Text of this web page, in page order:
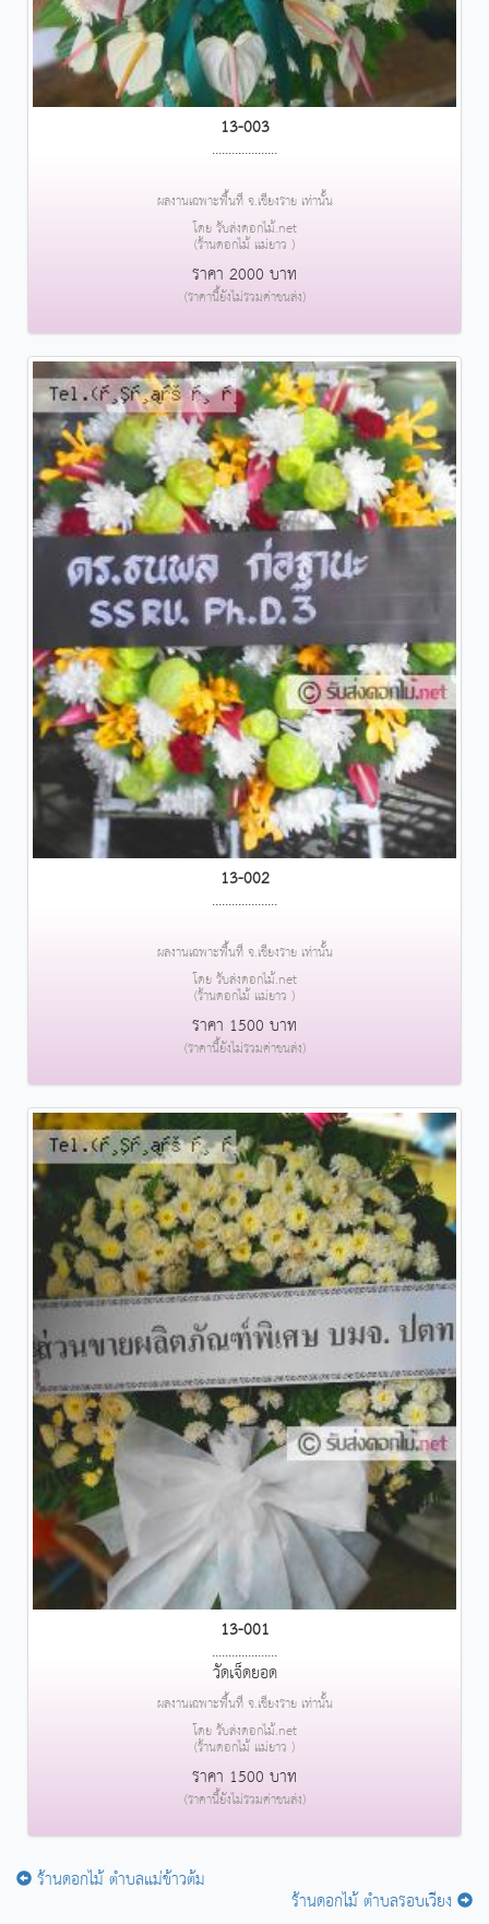
13-003
....................
ผลงานเฉพาะพื้นที่ จ.เชียงราย เท่านั้น
โดย รับส่งดอกไม้.net
(ร้านดอกไม้ แม่ยาว )
ราคา 2000 บาท
(ราคานี้ยังไม่รวมค่าขนส่ง)
13-002
....................
ผลงานเฉพาะพื้นที่ จ.เชียงราย เท่านั้น
โดย รับส่งดอกไม้.net
(ร้านดอกไม้ แม่ยาว )
ราคา 1500 บาท
(ราคานี้ยังไม่รวมค่าขนส่ง)
13-001
....................
วัดเจ็ดยอด
ผลงานเฉพาะพื้นที่ จ.เชียงราย เท่านั้น
โดย รับส่งดอกไม้.net
(ร้านดอกไม้ แม่ยาว )
ราคา 1500 บาท
(ราคานี้ยังไม่รวมค่าขนส่ง)
ร้านดอกไม้ ตำบลแม่ข้าวต้ม
ร้านดอกไม้ ตำบลรอบเวียง